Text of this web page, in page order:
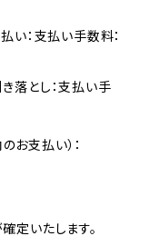
い：支払い手数料：
落とし：支払い手
お支払い）：
定いたします。